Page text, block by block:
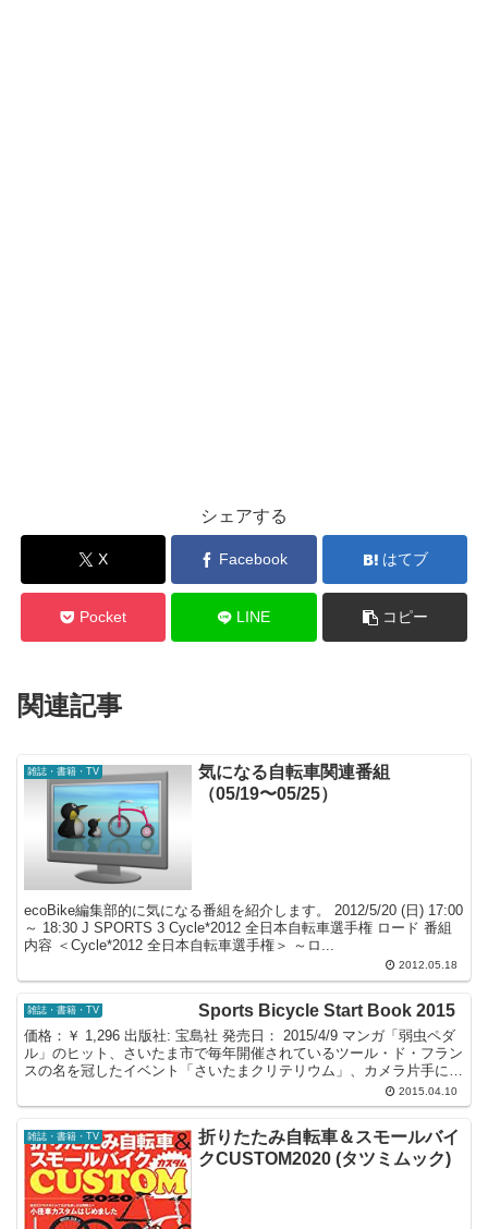
シェアする
X Facebook はてブ
Pocket LINE コピー
関連記事
雑誌・書籍・TV
気になる自転車関連番組
（05/19〜05/25）
ecoBike編集部的に気になる番組を紹介します。 2012/5/20 (日) 17:00
～ 18:30 J SPORTS 3 Cycle*2012 全日本自転車選手権 ロード 番組
内容 ＜Cycle*2012 全日本自転車選手権＞ ～ロ...
2012.05.18
雑誌・書籍・TV Sports Bicycle Start Book 2015
価格：￥ 1,296 出版社: 宝島社 発売日： 2015/4/9 マンガ「弱虫ペダ
ル」のヒット、さいたま市で毎年開催されているツール・ド・フラン
スの名を冠したイベント「さいたまクリテリウム」、カメラ片手に散
2015.04.10
雑誌・書籍・TV
折りたたみ自転車＆スモールバイ
クCUSTOM2020 (タツミムック)